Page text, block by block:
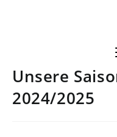
Unsere
2024/2025